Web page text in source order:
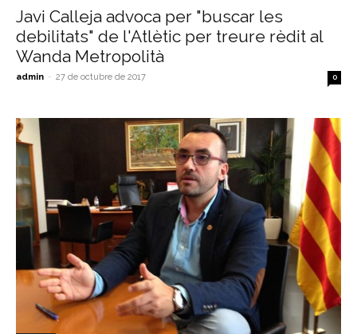
Javi Calleja advoca per "buscar les
debilitats" de l'Atlètic per treure rèdit al
Wanda Metropolità
admin - 27 de octubre de 2017 0